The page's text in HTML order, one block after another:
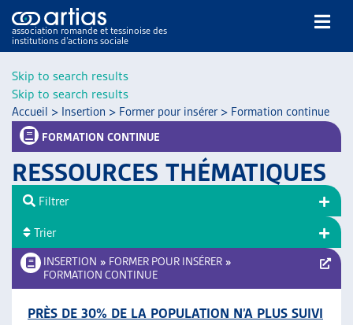
Skip to search results
Skip to search results
association romande et tessinoise des
institutions d’actions sociale
NOS PUBLICATIONS
DOSSIERS DU MOIS
VEILLE
RESSOURCES
GUIDE SOCIAL ROMAND
Accueil > Insertion > Former pour insérer> Formation continue
FORMATION CONTINUE
RESSOURCES THÉMATIQUES
INSERTION » FORMER POUR INSÉRER »
FORMATION CONTINUE
PRÈS DE 30% DE LA POPULATION N’A PLUS SUIVI
Filtrer
Trier